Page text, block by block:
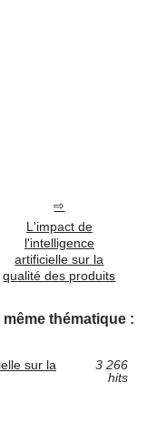
L'impact de
l'intelligence
artificielle sur la
qualité des produits
thématique :
sur la
3 266
hits